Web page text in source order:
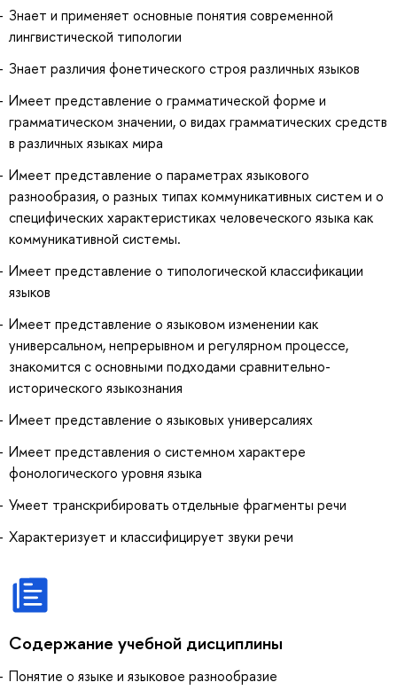
Знает и применяет основные понятия современной
лингвистической типологии
Знает различия фонетического строя различных языков
Имеет представление о грамматической форме и
грамматическом значении, о видах грамматических средств
в различных языках мира
Имеет представление о параметрах языкового
разнообразия, о разных типах коммуникативных систем и о
специфических характеристиках человеческого языка как
коммуникативной системы.
Имеет представление о типологической классификации
языков
Имеет представление о языковом изменении как
универсальном, непрерывном и регулярном процессе,
знакомится с основными подходами сравнительно-
исторического языкознания
Имеет представление о языковых универсалиях
Имеет представления о системном характере
фонологического уровня языка
Умеет транскрибировать отдельные фрагменты речи
Характеризует и классифицирует звуки речи
Содержание учебной дисциплины
Понятие о языке и языковое разнообразие